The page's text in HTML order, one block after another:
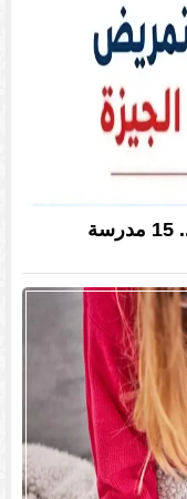
مدارس التمريض في الجيزة 2026.. 15 مدرسة